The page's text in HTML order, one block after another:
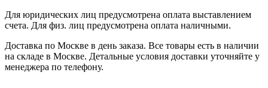
Для юридических лиц предусмотрена оплата выставлением
счета. Для физ. лиц предусмотрена оплата наличными.
Доставка по Москве в день заказа. Все товары есть в наличии
на складе в Москве. Детальные условия доставки уточняйте у
менеджера по телефону.